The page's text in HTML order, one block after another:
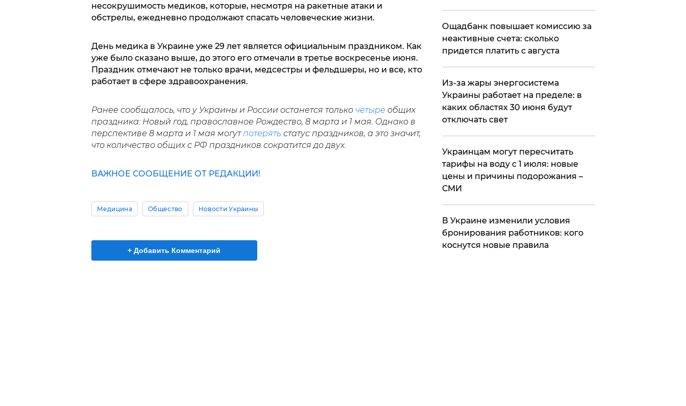
несокрушимость медиков, которые, несмотря на ракетные атаки и
обстрелы, ежедневно продолжают спасать человеческие жизни.
День медика в Украине уже 29 лет является официальным праздником. Как
уже было сказано выше, до этого его отмечали в третье воскресенье июня.
Праздник отмечают не только врачи, медсестры и фельдшеры, но и все, кто
работает в сфере здравоохранения.
Ранее сообщалось, что у Украины и России останется только четыре общих
праздника: Новый год, православное Рождество, 8 марта и 1 мая. Однако в
перспективе 8 марта и 1 мая могут потерять статус праздников, а это значит,
что количество общих с РФ праздников сократится до двух.
ВАЖНОЕ СООБЩЕНИЕ ОТ РЕДАКЦИИ!
Медицина Общество Новости Украины
+ Добавить Комментарий
​Ощадбанк повышает комиссию за
неактивные счета: сколько
придется платить с августа
Из-за жары энергосистема
Украины работает на пределе: в
каких областях 30 июня будут
отключать свет
Украинцам могут пересчитать
тарифы на воду с 1 июля: новые
цены и причины подорожания –
СМИ
В Украине изменили условия
бронирования работников: кого
коснутся новые правила